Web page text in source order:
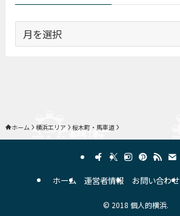
去
ホーム 横浜エリア 桜木町・馬車道
ホーム 運営者情報 お問い合わせ
© 2018 個人的横浜.